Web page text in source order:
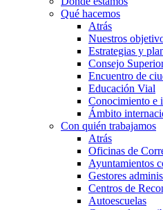
Qué hacemos
Atrás
Nuestros
Estrategias y
Consejo
Encuentro de
Educación Vial
Conocimiento e
Ámbito
Con quién trabajamos
Atrás
Oficinas de
Ayuntamientos
Gestores
Centros de
Autoescuelas